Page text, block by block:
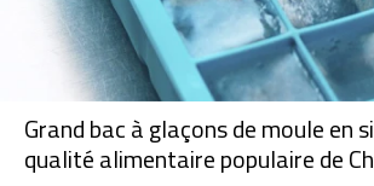
Grand bac à glaçons de moule en
qualité alimentaire populaire de